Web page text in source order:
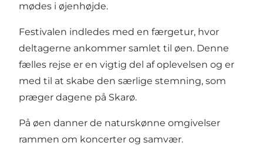
mødes i øjenhøjde.
Festivalen indledes med en færgetur, hvor
deltagerne ankommer samlet til øen. Denne
fælles rejse er en vigtig del af oplevelsen og er
med til at skabe den særlige stemning, som
præger dagene på Skarø.
På øen danner de naturskønne omgivelser
rammen om koncerter og samvær.